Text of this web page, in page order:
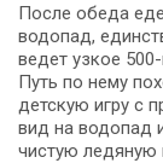
После обеда
водопад,
ведет узкое
Путь по нему
детскую игру с
вид на водопад
чистую ледяную